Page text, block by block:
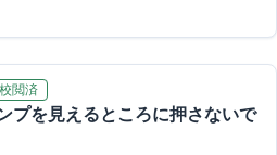
校閲済
プを見えるところに押さないで